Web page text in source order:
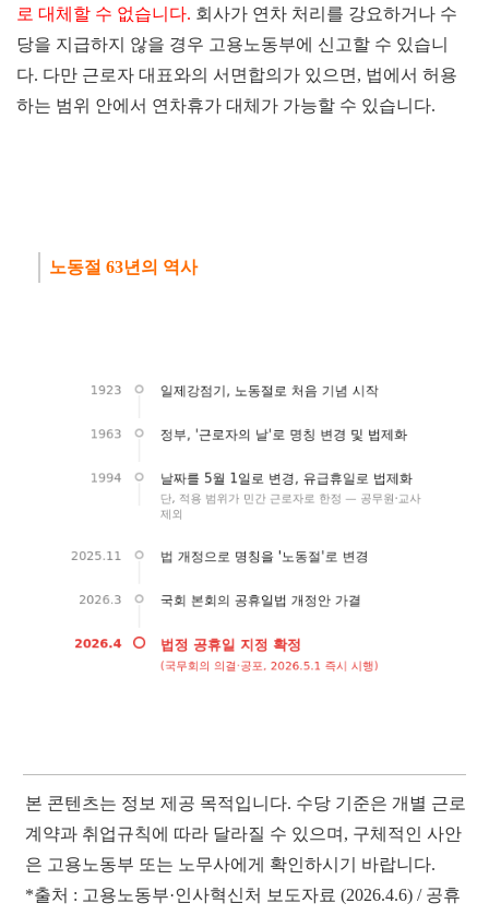
로 대체할 수 없습니다. 회사가 연차 처리를 강요하거나 수
당을 지급하지 않을 경우 고용노동부에 신고할 수 있습니
다. 다만 근로자 대표와의 서면합의가 있으면, 법에서 허용
하는 범위 안에서 연차휴가 대체가 가능할 수 있습니다.
노동절 63년의 역사
본 콘텐츠는 정보 제공 목적입니다. 수당 기준은 개별 근로
계약과 취업규칙에 따라 달라질 수 있으며, 구체적인 사안
은 고용노동부 또는 노무사에게 확인하시기 바랍니다.
*출처 : 고용노동부·인사혁신처 보도자료 (2026.4.6) / 공휴